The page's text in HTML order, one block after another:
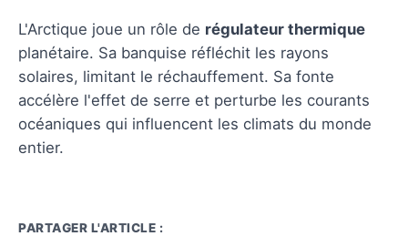
L'Arctique joue un rôle de régulateur thermique
planétaire. Sa banquise réfléchit les rayons
solaires, limitant le réchauffement. Sa fonte
accélère l'effet de serre et perturbe les courants
océaniques qui influencent les climats du monde
entier.
PARTAGER L'ARTICLE :